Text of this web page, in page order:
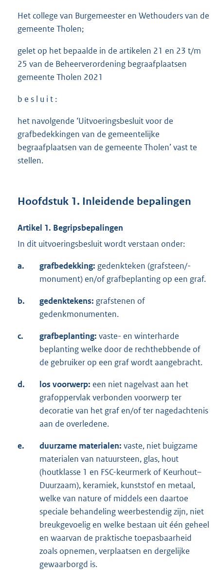
Het college van Burgemeester en Wethouders van de
gemeente Tholen;
gelet op het bepaalde in de artikelen 21 en 23 t/m
25 van de Beheerverordening begraafplaatsen
gemeente Tholen 2021
b e s l u i t :
het navolgende ‘Uitvoeringsbesluit voor de
grafbedekkingen van de gemeentelijke
begraafplaatsen van de gemeente Tholen’ vast te
stellen.
Hoofdstuk 1. Inleidende bepalingen
Artikel 1. Begripsbepalingen
In dit uitvoeringsbesluit wordt verstaan onder:
a. grafbedekking: gedenkteken (grafsteen/-
monument) en/of grafbeplanting op een graf.
b. gedenktekens: grafstenen of
gedenkmonumenten.
c. grafbeplanting: vaste- en winterharde
beplanting welke door de rechthebbende of
de gebruiker op een graf wordt aangebracht.
d. los voorwerp: een niet nagelvast aan het
grafoppervlak verbonden voorwerp ter
decoratie van het graf en/of ter nagedachtenis
aan de overledene.
e. duurzame materialen: vaste, niet buigzame
materialen van natuursteen, glas, hout
(houtklasse 1 en FSC-keurmerk of Keurhout–
Duurzaam), keramiek, kunststof en metaal,
welke van nature of middels een daartoe
speciale behandeling weerbestendig zijn, niet
breukgevoelig en welke bestaan uit één geheel
en waarvan de praktische toepasbaarheid
zoals opnemen, verplaatsen en dergelijke
gewaarborgd is.